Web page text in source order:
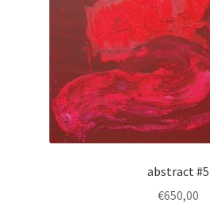
abstract #5
€650,00